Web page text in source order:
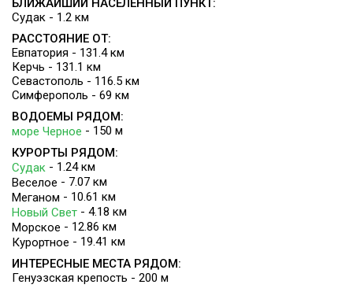
БЛИЖАЙШИЙ НАСЕЛЕННЫЙ ПУНКТ:
Судак - 1.2 км
РАССТОЯНИЕ ОТ:
Евпатория - 131.4 км
Керчь - 131.1 км
Севастополь - 116.5 км
Симферополь - 69 км
ВОДОЕМЫ РЯДОМ:
море Черное - 150 м
КУРОРТЫ РЯДОМ:
Судак - 1.24 км
Веселое - 7.07 км
Меганом - 10.61 км
Новый Свет - 4.18 км
Морское - 12.86 км
Курортное - 19.41 км
ИНТЕРЕСНЫЕ МЕСТА РЯДОМ:
Генуэзская крепость - 200 м